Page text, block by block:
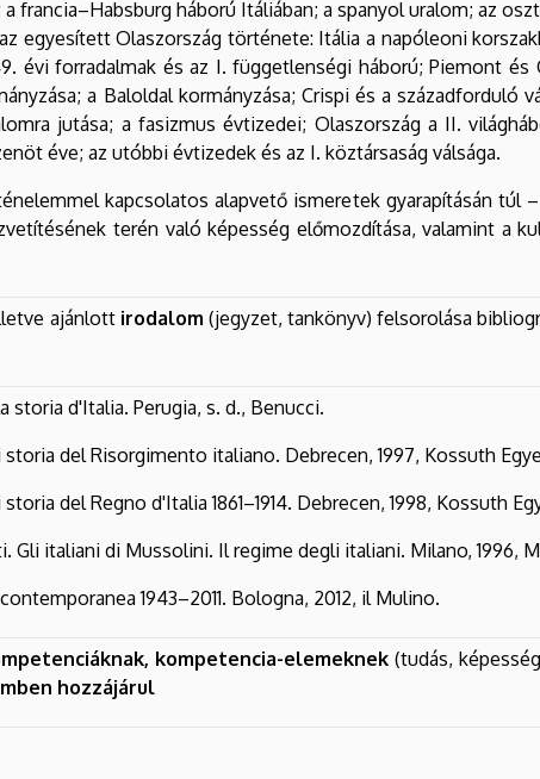
francia–Habsburg háború Itáliában; a spanyol uralom; az
egyesített Olaszország története: Itália a napóleoni
évi forradalmak és az I. függetlenségi háború; Piemont
a Baloldal kormányzása; Crispi és a századforduló
jutása; a fasizmus évtizedei; Olaszország a II.
éve; az utóbbi évtizedek és az I. köztársaság válsága.
kapcsolatos alapvető ismeretek gyarapításán túl
terén való képesség előmozdítása, valamint a
ajánlottirodalom (jegyzet, tankönyv) felsorolása
storia d'Italia. Perugia, s. d., Benucci.
del Risorgimento italiano. Debrecen, 1997, Kossuth
del Regno d'Italia 1861–1914. Debrecen, 1998, Kossuth
Gli italiani di Mussolini. Il regime degli italiani. Milano, 1996,
1943–2011. Bologna, 2012, il Mulino.
kompetencia-elemeknek (tudás,
hozzájárul